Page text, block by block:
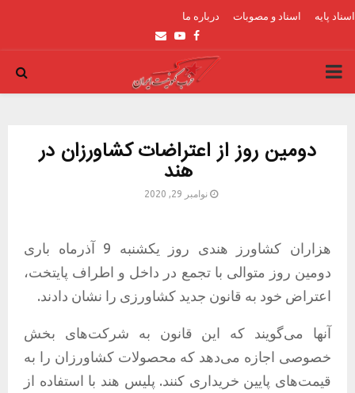
اسناد پایه اسناد و مصوبات درباره ما
Facebook
Youtube
Email
PRIMARY
دومین روز از اعتراضات کشاورزان در
هند
نوامبر 29, 2020
هزاران کشاورز هندی روز یکشنبه 9 آذرماه باری
دومین روز متوالی با تجمع در داخل و اطراف پایتخت،
اعتراض خود به قانون جدید کشاورزی را نشان دادند.
آنها می‌گویند که این قانون به شرکت‌های بخش
خصوصی اجازه می‌دهد که محصولات کشاورزان را به
قیمت‌های پایین خریداری کنند. پلیس هند با استفاده از